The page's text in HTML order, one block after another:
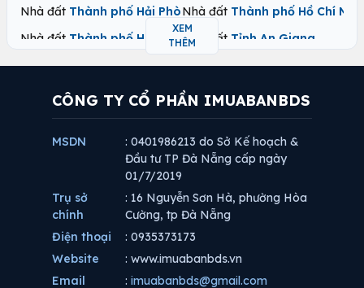
Nhà đất Thành phố Hải PhòngNhà đất Thành phố Hồ Chí
Nhà đất Thành phố Huế Nhà đất Tỉnh An Giang
Nhà đấtTỉnh Bắc Ninh Nhà đấtTỉnh Cà Mau
Nhà đấtTỉnh Cao Bằng Nhà đất Tỉnh Đắk Lắk
Nhà đấtTỉnh Điện Biên Nhà đấtTỉnh Đồng Tháp
Nhà đấtTỉnh Gia Lai Nhà đất Tỉnh Hà Tĩnh
Tỉnh Hưng Yên
Nhà đấtTỉnh Lai Châu Nhà đấtTỉnh Lâm Đồng
Nhà đất
Nhà đấtTỉnh Nghệ An Nhà đất Tỉnh Ninh Bình
Nhà đấtTỉnh Phú Thọ Nhà đấtTỉnh Quảng Ngãi
XEM
THÊM
CÔNG TY CỔ PHẦN IMUABANBDS
MSDN
: 0401986213 do Sở Kế hoạch &
Đầu tư TP Đà Nẵng cấp ngày
01/7/2019
Trụ sở
chính
: 16 Nguyễn Sơn Hà, phường Hòa
Cường, tp Đà Nẵng
Điện thoại
: 0935373173
Website
: www.imuabanbds.vn
Email
: imuabanbds@gmail.com